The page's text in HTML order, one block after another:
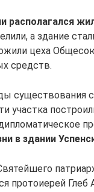
располагался
а здание
цеха
средств.
существования
участка
в здании
протоиерей Глеб